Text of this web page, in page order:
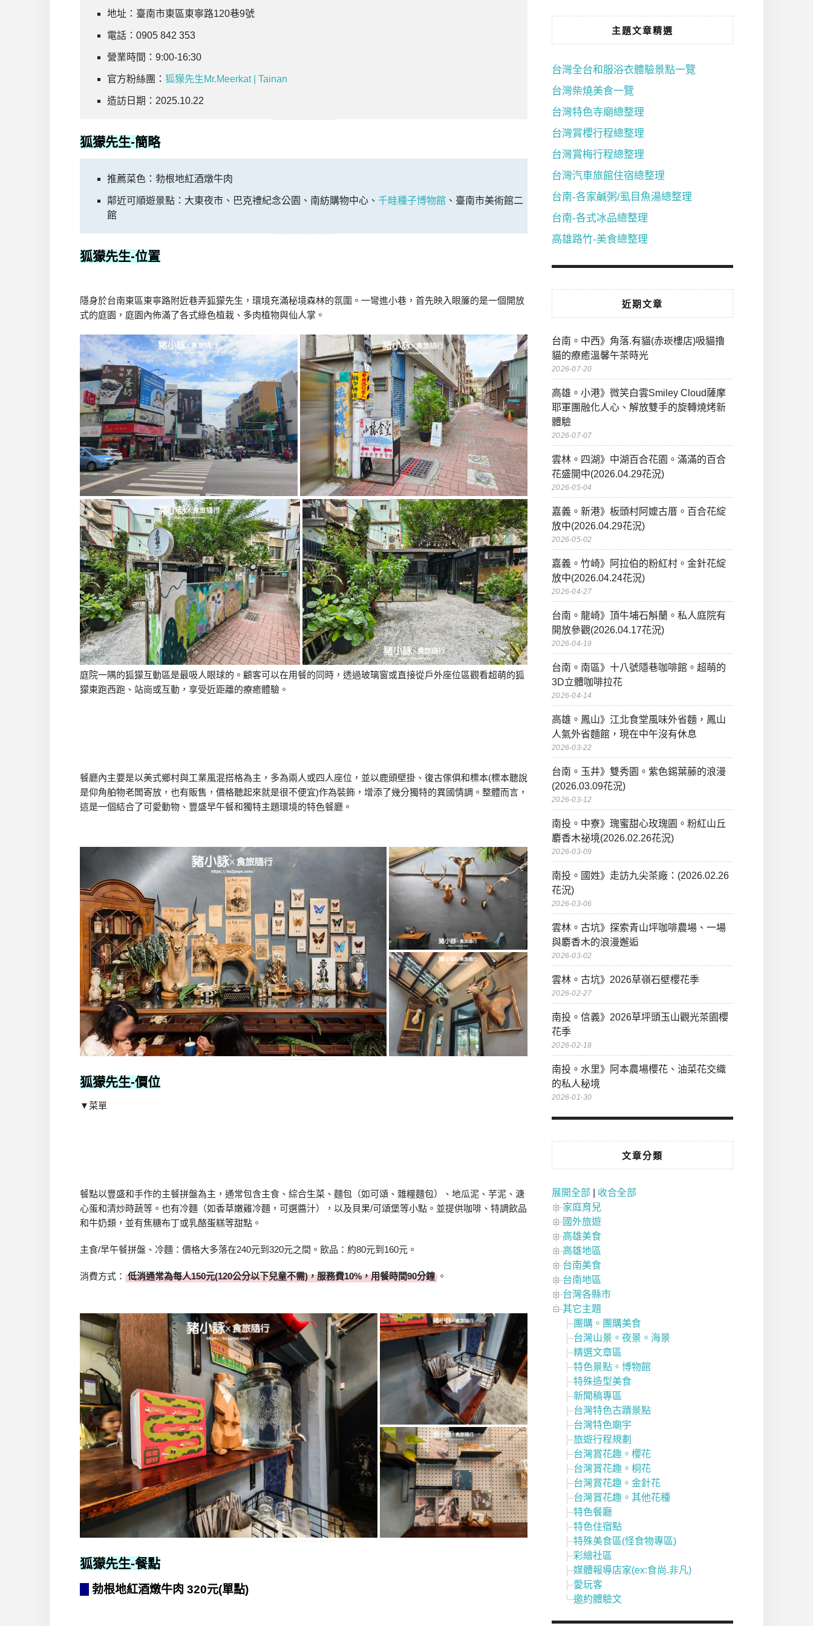
地址：臺南市東區東寧路120巷9號
電話：0905 842 353
營業時間：9:00-16:30
官方粉絲團： 狐獴先生Mr.Meerkat | Tainan
造訪日期：2025.10.22
狐獴先生-簡略
推薦菜色：勃根地紅酒燉牛肉
鄰近可順遊景點：大東夜市、巴克禮紀念公園、南紡購物中心、 千畦種子博物館 、臺南市美術館二
館
狐獴先生-位置
隱身於台南東區東寧路附近巷弄狐獴先生，環境充滿秘境森林的氛圍。一彎進小巷，首先映入眼簾的是一個開放
式的庭園，庭園內佈滿了各式綠色植栽、多肉植物與仙人掌。
庭院一隅的狐獴互動區是最吸人眼球的。顧客可以在用餐的同時，透過玻璃窗或直接從戶外座位區觀看超萌的狐
獴東跑西跑、站崗或互動，享受近距離的療癒體驗。
餐廳內主要是以美式鄉村與工業風混搭格為主，多為兩人或四人座位，並以鹿頭壁掛、復古傢俱和標本(標本聽說
是仰角舶物老闆寄放，也有販售，價格聽起來就是很不便宜)作為裝飾，增添了幾分獨特的異國情調。整體而言，
這是一個結合了可愛動物、豐盛早午餐和獨特主題環境的特色餐廳。
狐獴先生-價位
▼菜單
餐點以豐盛和手作的主餐拼盤為主，通常包含主食、綜合生菜、麵包（如可頌、雜糧麵包）、地瓜泥、芋泥、溏
心蛋和清炒時蔬等。也有冷麵（如香草嫩雞冷麵，可選醬汁），以及貝果/可頌堡等小點。並提供咖啡、特調飲品
和牛奶類，並有焦糖布丁或乳酪蛋糕等甜點。
主食/早午餐拼盤、冷麵：價格大多落在240元到320元之間。飲品：約80元到160元。
消費方式： 低消通常為每人150元(120公分以下兒童不需)，服務費10%，用餐時間90分鐘 。
狐獴先生-餐點
勃根地紅酒燉牛肉 320元(單點)
主題文章精選
台灣全台和服浴衣體驗景點一覽
台灣柴燒美食一覽
台灣特色寺廟總整理
台灣賞櫻行程總整理
台灣賞梅行程總整理
台灣汽車旅館住宿總整理
台南-各家鹹粥/虱目魚湯總整理
台南-各式冰品總整理
高雄路竹-美食總整理
近期文章
台南。中西》角落.有貓(赤崁樓店)吸貓擼
貓的療癒溫馨午茶時光
2026-07-20
高雄。小港》微笑白雲Smiley Cloud薩摩
耶軍團融化人心、解放雙手的旋轉燒烤新
體驗
2026-07-07
雲林。四湖》中湖百合花園。滿滿的百合
花盛開中(2026.04.29花況)
2026-05-04
嘉義。新港》板頭村阿嬤古厝。百合花綻
放中(2026.04.29花況)
2026-05-02
嘉義。竹崎》阿拉伯的粉紅村。金針花綻
放中(2026.04.24花況)
2026-04-27
台南。龍崎》頂牛埔石斛蘭。私人庭院有
開放參觀(2026.04.17花況)
2026-04-19
台南。南區》十八號隱巷咖啡館。超萌的
3D立體咖啡拉花
2026-04-14
高雄。鳳山》江北食堂風味外省麵，鳳山
人氣外省麵館，現在中午沒有休息
2026-03-22
台南。玉井》雙秀園。紫色錫葉藤的浪漫
(2026.03.09花況)
2026-03-12
南投。中寮》瑰蜜甜心玫瑰園。粉紅山丘
麝香木祕境(2026.02.26花況)
2026-03-09
南投。國姓》走訪九尖茶廠：(2026.02.26
花況)
2026-03-06
雲林。古坑》探索青山坪咖啡農場、一場
與麝香木的浪漫邂逅
2026-03-02
雲林。古坑》2026草嶺石壁櫻花季
2026-02-27
南投。信義》2026草坪頭玉山觀光茶園櫻
花季
2026-02-18
南投。水里》阿本農場櫻花、油菜花交織
的私人秘境
2026-01-30
文章分類
展開全部
收合全部
家庭育兒
國外旅遊
高雄美食
高雄地區
台南美食
台南地區
台灣各縣市
其它主題
團購。團購美食
台灣山景。夜景。海景
精選文章區
特色景點。博物館
特殊造型美食
新聞稿專區
台灣特色古蹟景點
台灣特色廟宇
旅遊行程規劃
台灣賞花趣。櫻花
台灣賞花趣。桐花
台灣賞花趣。金針花
台灣賞花趣。其他花種
特色餐廳
特色住宿點
特殊美食區(怪食物專區)
彩繪社區
媒體報導店家(ex:食尚.非凡)
愛玩客
邀約體驗文